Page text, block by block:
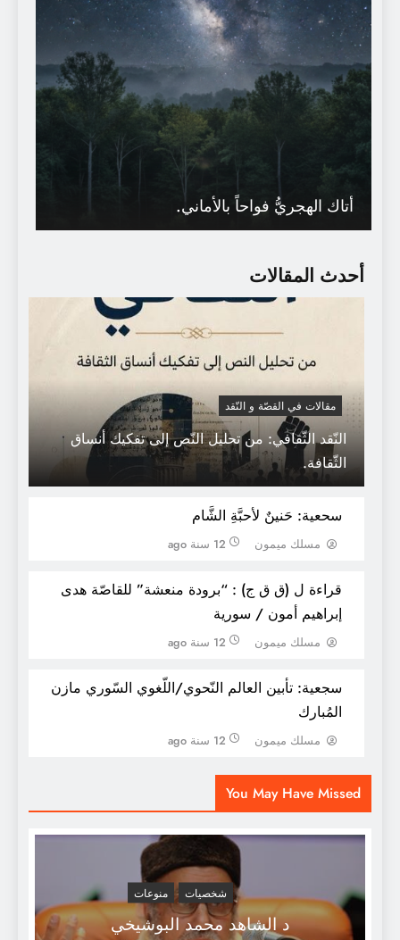
أحدث المقالات
مقالات في القصّة و النّقد
النّقد الثّقافي: من تحليل النّص إلى تفكيك أنساق
الثّقافة.
سحعية: حَنينٌ لأحبَّةِ الشَّام
مسلك ميمون 12 سنة ago
قراءة ل (ق ق ج) : “برودة منعشة” للقاصّة هدى
إبراهيم أمون / سورية
مسلك ميمون 12 سنة ago
سجعية: تأبين العالم النّحوي/اللّغوي السّوري مازن
المُبارك
مسلك ميمون 12 سنة ago
أتاك الهجريُّ فواحاً بالأماني.
تَبسّمتْ لكِ أزهارُ الرُّبى فَتبَسّمي.
You May Have Missed
شخصيات منوعات
د الشاهد محمد البوشيخي